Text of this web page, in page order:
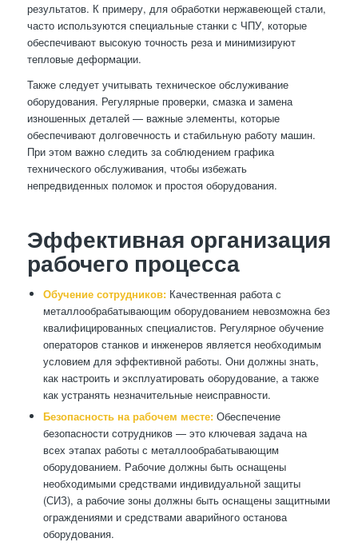
результатов. К примеру, для обработки нержавеющей стали,
часто используются специальные станки с ЧПУ, которые
обеспечивают высокую точность реза и минимизируют
тепловые деформации.
Также следует учитывать техническое обслуживание
оборудования. Регулярные проверки, смазка и замена
изношенных деталей — важные элементы, которые
обеспечивают долговечность и стабильную работу машин.
При этом важно следить за соблюдением графика
технического обслуживания, чтобы избежать
непредвиденных поломок и простоя оборудования.
Эффективная организация
рабочего процесса
Обучение сотрудников:Качественная работа с
металлообрабатывающим оборудованием невозможна без
квалифицированных специалистов. Регулярное обучение
операторов станков и инженеров является необходимым
условием для эффективной работы. Они должны знать,
как настроить и эксплуатировать оборудование, а также
как устранять незначительные неисправности.
Безопасность на рабочем месте:Обеспечение
безопасности сотрудников — это ключевая задача на
всех этапах работы с металлообрабатывающим
оборудованием. Рабочие должны быть оснащены
необходимыми средствами индивидуальной защиты
(СИЗ), а рабочие зоны должны быть оснащены защитными
ограждениями и средствами аварийного останова
оборудования.